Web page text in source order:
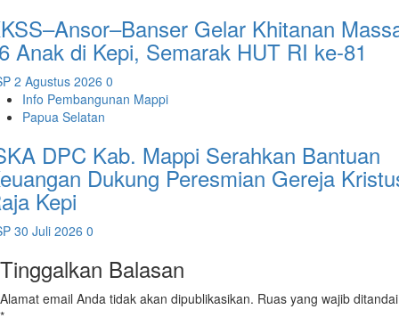
Gelar Khitanan
Anak di Kepi, Semarak HUT RI ke-81
2 Agustus 2026 0
Info Pembangunan Mappi
Papua Selatan
DPC Kab. Mappi Serahkan Bantuan
Dukung Peresmian Gereja
Kepi
30 Juli 2026 0
Tinggalkan Balasan
Alamat email Anda tidak akan dipublikasikan. Ruas yang wajib ditandai
*